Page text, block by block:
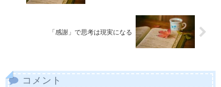
「感謝」で思考は現実になる
コメント